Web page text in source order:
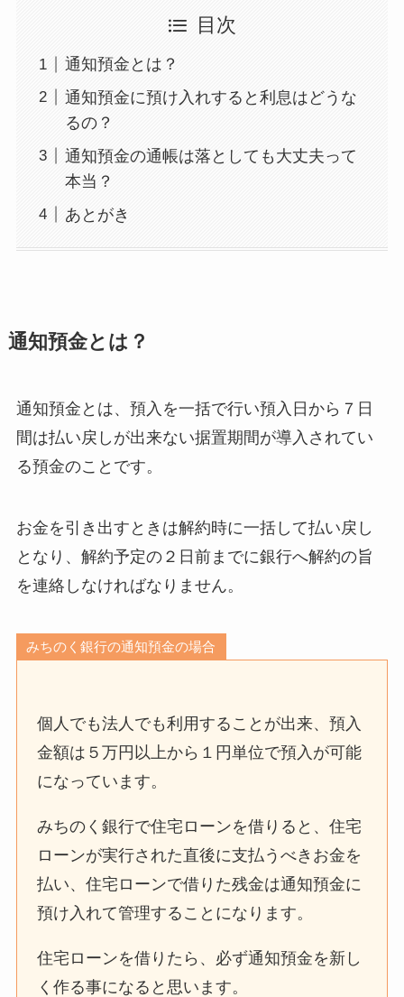
目次
通知預金とは？
通知預金に預け入れすると利息はどうな
るの？
通知預金の通帳は落としても大丈夫って
本当？
あとがき
通知預金とは？
通知預金とは、預入を一括で行い預入日から７日
間は払い戻しが出来ない据置期間が導入されてい
る預金のことです。
お金を引き出すときは解約時に一括して払い戻し
となり、解約予定の２日前までに銀行へ解約の旨
を連絡しなければなりません。
みちのく銀行の通知預金の場合
個人でも法人でも利用することが出来、預入
金額は５万円以上から１円単位で預入が可能
になっています。
みちのく銀行で住宅ローンを借りると、住宅
ローンが実行された直後に支払うべきお金を
払い、住宅ローンで借りた残金は通知預金に
預け入れて管理することになります。
住宅ローンを借りたら、必ず通知預金を新し
く作る事になると思います。